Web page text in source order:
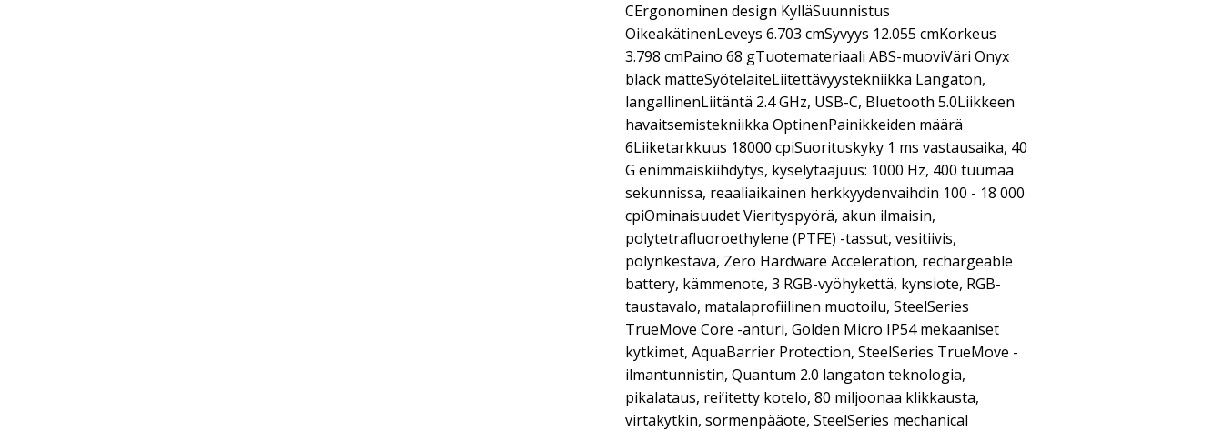
CErgonominen design KylläSuunnistus
OikeakätinenLeveys 6.703 cmSyvyys 12.055 cmKorkeus
3.798 cmPaino 68 gTuotemateriaali ABS-muoviVäri Onyx
black matteSyötelaiteLiitettävyystekniikka Langaton,
langallinenLiitäntä 2.4 GHz, USB-C, Bluetooth 5.0Liikkeen
havaitsemistekniikka OptinenPainikkeiden määrä
6Liiketarkkuus 18000 cpiSuorituskyky 1 ms vastausaika, 40
G enimmäiskiihdytys, kyselytaajuus: 1000 Hz, 400 tuumaa
sekunnissa, reaaliaikainen herkkyydenvaihdin 100 - 18 000
cpiOminaisuudet Vierityspyörä, akun ilmaisin,
polytetrafluoroethylene (PTFE) -tassut, vesitiivis,
pölynkestävä, Zero Hardware Acceleration, rechargeable
battery, kämmenote, 3 RGB-vyöhykettä, kynsiote, RGB-
taustavalo, matalaprofiilinen muotoilu, SteelSeries
TrueMove Core -anturi, Golden Micro IP54 mekaaniset
kytkimet, AquaBarrier Protection, SteelSeries TrueMove -
ilmantunnistin, Quantum 2.0 langaton teknologia,
pikalataus, rei’itetty kotelo, 80 miljoonaa klikkausta,
virtakytkin, sormenpääote, SteelSeries mechanical